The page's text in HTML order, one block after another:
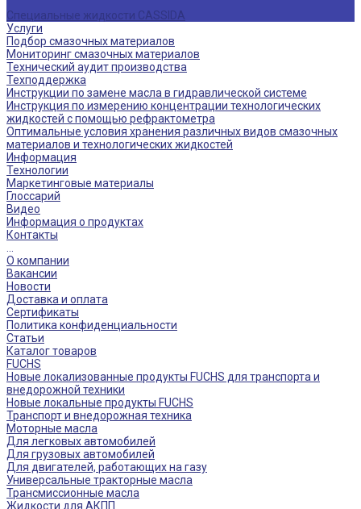
Специальные жидкости CASSIDA
Услуги
Подбор смазочных материалов
Мониторинг смазочных материалов
Технический аудит производства
Техподдержка
Инструкции по замене масла в гидравлической системе
Инструкция по измерению концентрации технологических
жидкостей с помощью рефрактометра
Оптимальные условия хранения различных видов смазочных
материалов и технологических жидкостей
Информация
Технологии
Маркетинговые материалы
Глоссарий
Видео
Информация о продуктах
Контакты
О компании
Вакансии
Новости
Доставка и оплата
Сертификаты
Политика конфиденциальности
Статьи
Каталог товаров
FUCHS
Новые локализованные продукты FUCHS для транспорта и
внедорожной техники
Новые локальные продукты FUCHS
Транспорт и внедорожная техника
Моторные масла
Для легковых автомобилей
Для грузовых автомобилей
Для двигателей, работающих на газу
Универсальные тракторные масла
Трансмиссионные масла
Жидкости для АКПП